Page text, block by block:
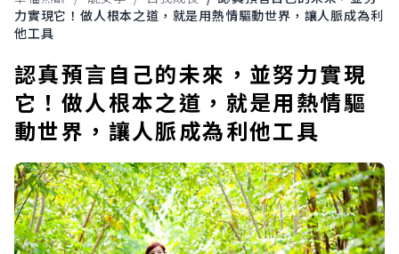
力實現它！做人根本之道，就是用熱情驅動世界，讓人脈成為利
他工具
認真預言自己的未來，並努力實現
它！做人根本之道，就是用熱情驅
動世界，讓人脈成為利他工具